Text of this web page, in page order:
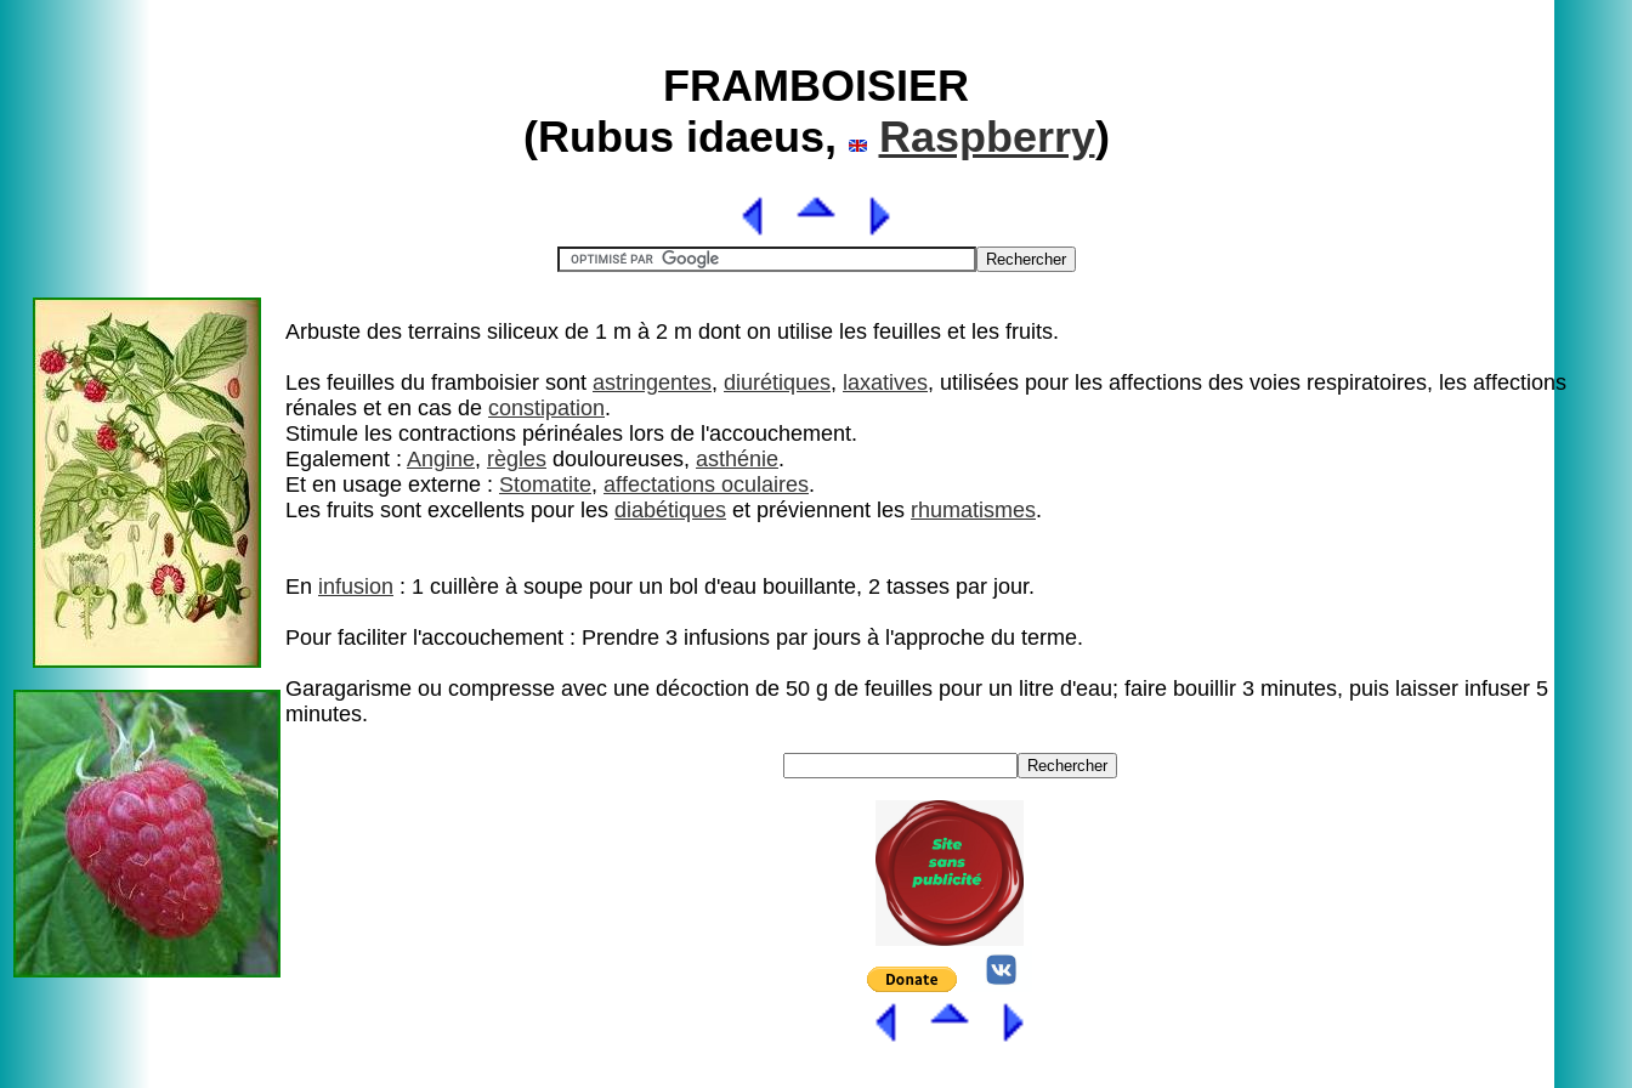
FRAMBOISIER
(Rubus idaeus,
Raspberry)
Arbuste des terrains siliceux de 1 m à 2 m dont on utilise les feuilles et les fruits.
Les feuilles du framboisier sont astringentes, diurétiques, laxatives, utilisées pour les affections des voies respiratoires, les affections
rénales et en cas de constipation.
Stimule les contractions périnéales lors de l'accouchement.
Egalement : Angine, règles douloureuses, asthénie.
Et en usage externe : Stomatite, affectations oculaires.
Les fruits sont excellents pour les diabétiques et préviennent les rhumatismes.
En infusion : 1 cuillère à soupe pour un bol d'eau bouillante, 2 tasses par jour.
Pour faciliter l'accouchement : Prendre 3 infusions par jours à l'approche du terme.
Garagarisme ou compresse avec une décoction de 50 g de feuilles pour un litre d'eau; faire bouillir 3 minutes, puis laisser infuser 5
minutes.